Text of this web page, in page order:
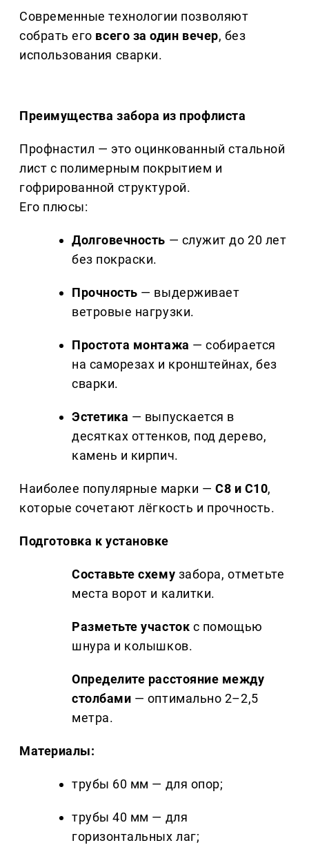
Современные технологии позволяют
собрать его всего за один вечер, без
использования сварки.
Преимущества забора из профлиста
Профнастил — это оцинкованный стальной
лист с полимерным покрытием и
гофрированной структурой.
Его плюсы:
Долговечность — служит до 20 лет
без покраски.
Прочность — выдерживает
ветровые нагрузки.
Простота монтажа — собирается
на саморезах и кронштейнах, без
сварки.
Эстетика — выпускается в
десятках оттенков, под дерево,
камень и кирпич.
Наиболее популярные марки —С8 и С10,
которые сочетают лёгкость и прочность.
Подготовка к установке
Составьте схему забора, отметьте
места ворот и калитки.
Разметьте участок с помощью
шнура и колышков.
Определите расстояние между
столбами — оптимально 2–2,5
метра.
Материалы:
трубы 60 мм — для опор;
трубы 40 мм — для
горизонтальных лаг;